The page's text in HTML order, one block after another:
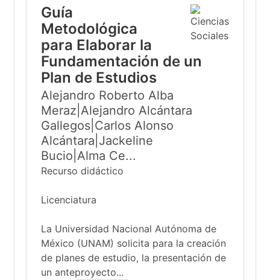
Guía
Metodológica
para Elaborar la
Fundamentación de un
Plan de Estudios
Alejandro Roberto Alba
Meraz|Alejandro Alcántara
Gallegos|Carlos Alonso
Alcántara|Jackeline
Bucio|Alma Ce...
Recurso didáctico
Licenciatura
La Universidad Nacional Autónoma de
México (UNAM) solicita para la creación
de planes de estudio, la presentación de
un anteproyecto...